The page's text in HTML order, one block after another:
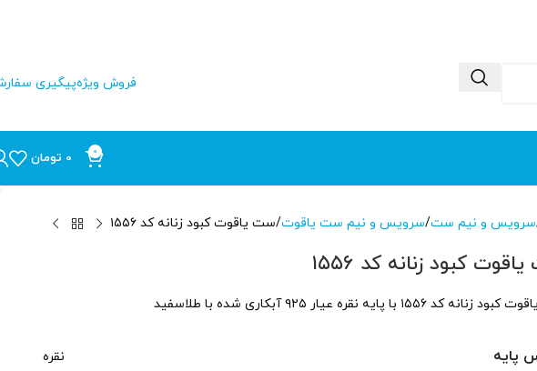
فروش ویژهپیگیری
0
0 تومان
سرویس و نیم ست سرویس و نیم ست یاقوت ست یاقوت کبود زنانه کد ۱۵۵۶
کبود زنانه کد ۱۵۵۶
کد ۱۵۵۶ با پایه نقره عیار ۹۲۵ آبکاری شده با طلاسفید
پایه نقره